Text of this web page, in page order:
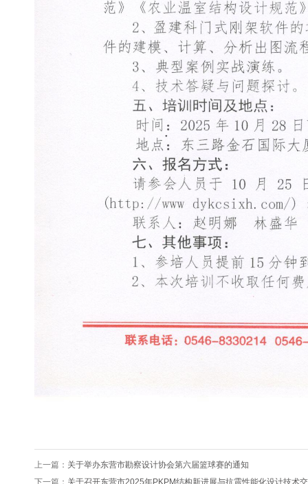
上一篇： 关于举办东营市勘察设计协会第六届篮球赛的通知
下一篇： 关于召开东营市2025年PKPM结构新进展与抗震性能化设计技术